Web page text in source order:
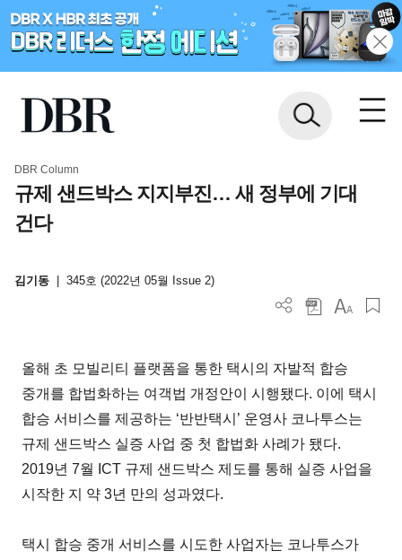
DBR Column
규제 샌드박스 지지부진… 새 정부에 기대
건다
김기동 345호 (2022년 05월 Issue 2)
올해 초 모빌리티 플랫폼을 통한 택시의 자발적 합승
중개를 합법화하는 여객법 개정안이 시행됐다. 이에 택시
합승 서비스를 제공하는 ‘반반택시’ 운영사 코나투스는
규제 샌드박스 실증 사업 중 첫 합법화 사례가 됐다.
2019년 7월 ICT 규제 샌드박스 제도를 통해 실증 사업을
시작한 지 약 3년 만의 성과였다.
택시 합승 중개 서비스를 시도한 사업자는 코나투스가